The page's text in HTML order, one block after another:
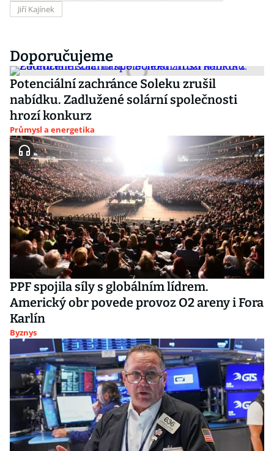
Jiří Kajínek
Doporučujeme
Potenciální zachránce Soleku zrušil
nabídku. Zadlužené solární společnosti
hrozí konkurz
Průmysl a energetika
PPF spojila síly s globálním lídrem.
Americký obr povede provoz O2 areny i Fora
Karlín
Byznys